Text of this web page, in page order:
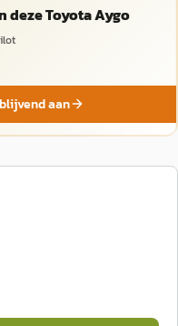
Toyota Aygo
aan